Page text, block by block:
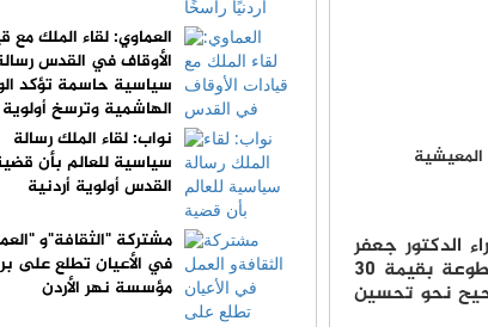
الدكتور جعفر
حسان القاضي بزيادة رواتب العاملين والمتقاعدين العسكريين والمدنيين، ومنح زيادة مقطوعة بقيمة 30
الصحيح نحو تحسين
العماوي: لقاء الملك مع
الأوقاف في القدس
سياسية حاسمة تؤكد
الهاشمية وترسخ أولوية
الدفاع عن المقدساتنواب: لقاء الملك رسالة
سياسية للعالم بأن
القدس أولوية أردنية
مشتركة "الثقافة"و
في الأعيان تطلع على
مؤسسة نهر الأردن